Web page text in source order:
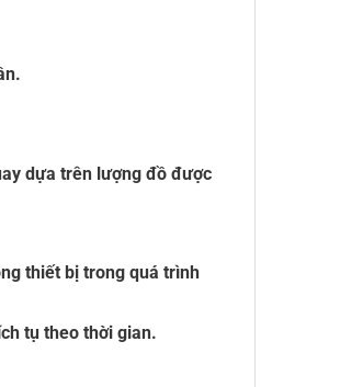
dựa trên lượng đồ được
thiết bị trong quá trình
tụ theo thời gian.